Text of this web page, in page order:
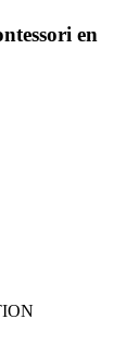
en